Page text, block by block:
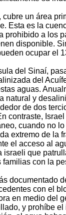
un área
Esta es la
prohibido a los
disponible.
ocupar el
del Sinaí,
del
aguas.
natural y
de dos
contraste,
cuando no
extremo de la
el acceso al
que
con la
documentado
con el
en medio del
y prohíbe